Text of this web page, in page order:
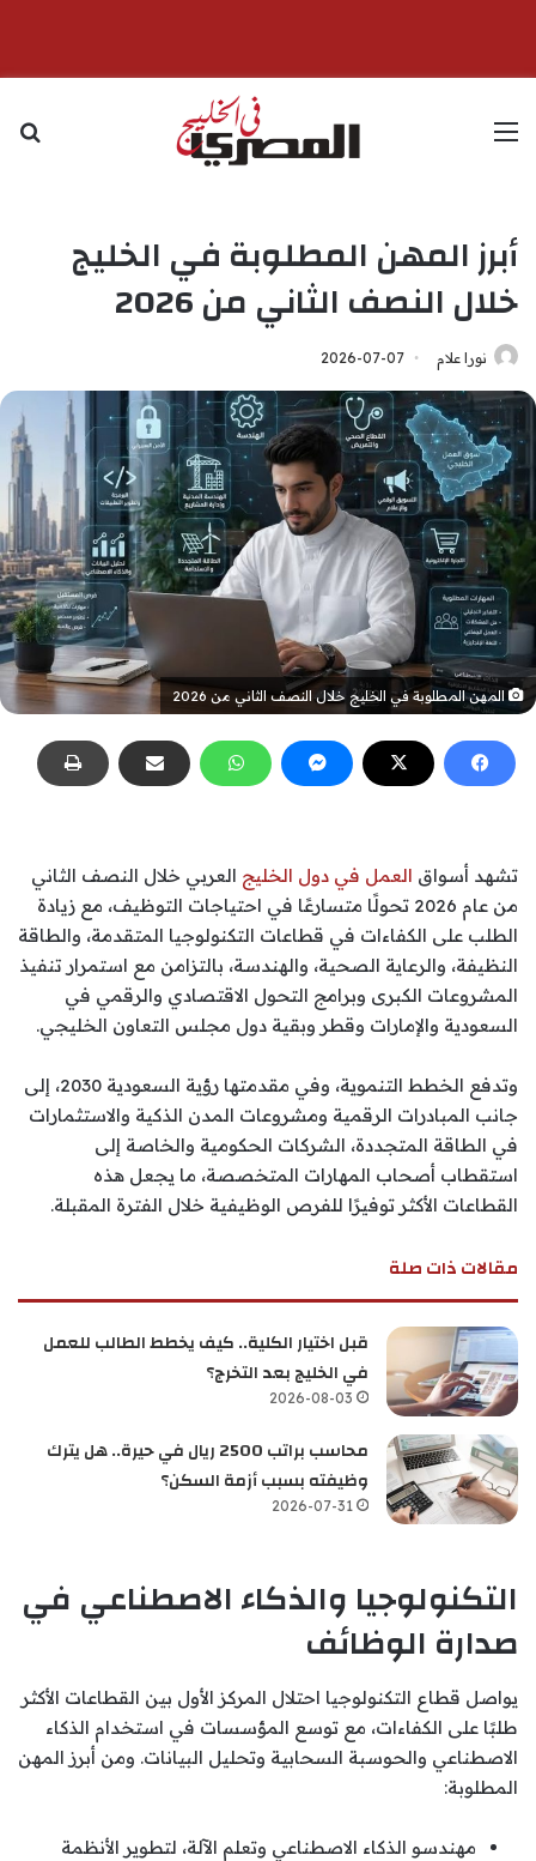
القائمة
أبرز المهن المطلوبة في الخليج
خلال النصف الثاني من 2026
نورا علام 2026-07-07
المهن المطلوبة في الخليج خلال النصف الثاني من 2026
تشهد أسواق العمل في دول الخليج العربي خلال النصف الثاني
من عام 2026 تحولًا متسارعًا في احتياجات التوظيف، مع زيادة
الطلب على الكفاءات في قطاعات التكنولوجيا المتقدمة، والطاقة
النظيفة، والرعاية الصحية، والهندسة، بالتزامن مع استمرار تنفيذ
المشروعات الكبرى وبرامج التحول الاقتصادي والرقمي في
السعودية والإمارات وقطر وبقية دول مجلس التعاون الخليجي.
وتدفع الخطط التنموية، وفي مقدمتها رؤية السعودية 2030، إلى
جانب المبادرات الرقمية ومشروعات المدن الذكية والاستثمارات
في الطاقة المتجددة، الشركات الحكومية والخاصة إلى
استقطاب أصحاب المهارات المتخصصة، ما يجعل هذه
القطاعات الأكثر توفيرًا للفرص الوظيفية خلال الفترة المقبلة.
مقالات ذات صلة
قبل اختيار الكلية.. كيف يخطط الطالب للعمل
في الخليج بعد التخرج؟
2026-08-03
محاسب براتب 2500 ريال في حيرة.. هل يترك
وظيفته بسبب أزمة السكن؟
2026-07-31
التكنولوجيا والذكاء الاصطناعي في
صدارة الوظائف
يواصل قطاع التكنولوجيا احتلال المركز الأول بين القطاعات الأكثر
طلبًا على الكفاءات، مع توسع المؤسسات في استخدام الذكاء
الاصطناعي والحوسبة السحابية وتحليل البيانات. ومن أبرز المهن
المطلوبة:
مهندسو الذكاء الاصطناعي وتعلم الآلة، لتطوير الأنظمة